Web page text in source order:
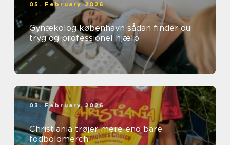
05. February 2026
Gynækolog københavn sådan finder du
tryg og professionel hjælp
03. February 2026
Christiania trøjer mere end bare
fodboldmerch